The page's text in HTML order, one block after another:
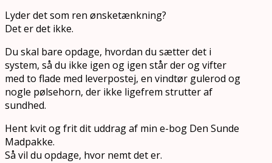
Lyder det som ren ønsketænkning?
Det er det ikke.
Du skal bare opdage, hvordan du sætter det i
system, så du ikke igen og igen står der og vifter
med to flade med leverpostej, en vindtør gulerod og
nogle pølsehorn, der ikke ligefrem strutter af
sundhed.
Hent kvit og frit dit uddrag af min e-bog Den Sunde
Madpakke.
Så vil du opdage, hvor nemt det er.